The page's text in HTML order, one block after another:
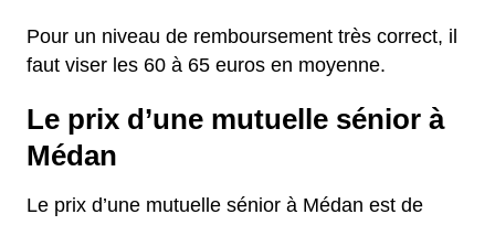
Pour un niveau de remboursement très correct, il
faut viser les 60 à 65 euros en moyenne.
Le prix d’une mutuelle sénior à
Médan
Le prix d’une mutuelle sénior à Médan est de